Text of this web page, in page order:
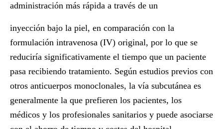
administración más rápida a través de un
inyección bajo la piel, en comparación con la
formulación intravenosa (IV) original, por lo que se
reduciría significativamente el tiempo que un paciente
pasa recibiendo tratamiento. Según estudios previos con
otros anticuerpos monoclonales, la vía subcutánea es
generalmente la que prefieren los pacientes, los
médicos y los profesionales sanitarios y puede asociarse